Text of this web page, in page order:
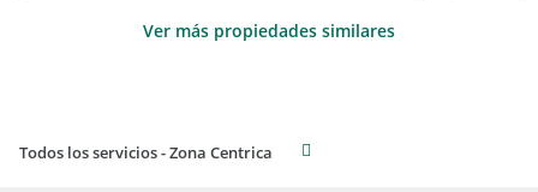
Ver más propiedades similares
Todos los servicios - Zona Centrica